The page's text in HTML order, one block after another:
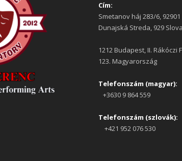
Cím:
Smetanov háj 283/6, 92901
Dunajská Streda, 929
1212 Budapest, II. Rákóczi
123. Magyarország
Telefonszám (magyar):
+3630 9 864 559
Telefonszám (szlovák):
+421 952 076 530